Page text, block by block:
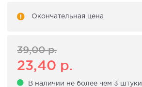
Окончательная цена
39,00р.
23,40 р.
В наличии не более чем 3 штуки